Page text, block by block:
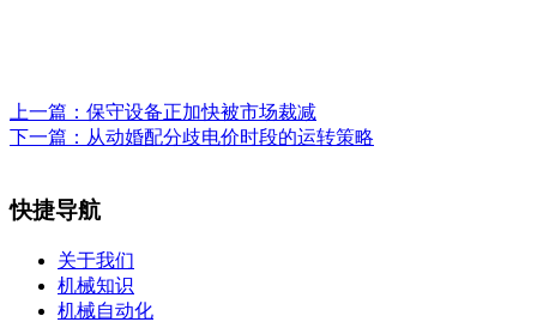
上一篇： 保守设备正加快被市场裁减
下一篇： 从动婚配分歧电价时段的运转策略
快捷导航
关于我们
机械知识
机械自动化